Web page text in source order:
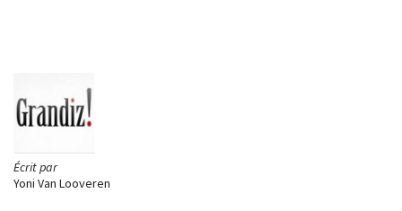
Écrit par
Yoni Van Looveren